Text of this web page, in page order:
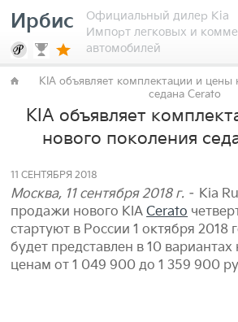
Ирбис
Официальный дилер Kia
Импорт легковых и
автомобилей
KIA объявляет комплектации и цены
седана Cerato
KIA объявляет
нового поколения
11 СЕНТЯБРЯ 2018
Москва, 11 сентября 2018 г. – Kia
продажи нового KIACerato
стартуют в России 1 октября 2018
будет представлен в 10
ценам от 1 049 900 до 1 359 900